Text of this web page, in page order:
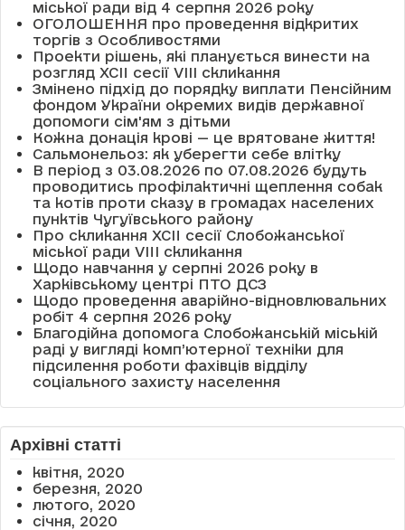
міської ради від 4 серпня 2026 року
ОГОЛОШЕННЯ про проведення відкритих
торгів з Особливостями
Проекти рішень, які планується винести на
розгляд XCII сесії VІІІ скликання
Змінено підхід до порядку виплати Пенсійним
фондом України окремих видів державної
допомоги сім'ям з дітьми
Кожна донація крові — це врятоване життя!
Сальмонельоз: як уберегти себе влітку
В період з 03.08.2026 по 07.08.2026 будуть
проводитись профілактичні щеплення собак
та котів проти сказу в громадах населених
пунктів Чугуївського району
Про скликання XCII сесії Слобожанської
міської ради VIII скликання
Щодо навчання у серпні 2026 року в
Харківському центрі ПТО ДСЗ
Щодо проведення аварійно-відновлювальних
робіт 4 серпня 2026 року
Благодійна допомога Слобожанській міській
раді у вигляді комп’ютерної техніки для
підсилення роботи фахівців відділу
соціального захисту населення
Архівні статті
квітня, 2020
березня, 2020
лютого, 2020
січня, 2020